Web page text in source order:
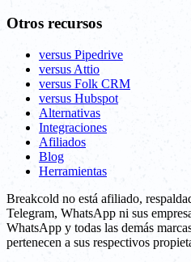
Otros recursos
versus Pipedrive
versus Attio
versus Folk CRM
versus Hubspot
Alternativas
Integraciones
Afiliados
Blog
Herramientas
Breakcold no está afiliado,
Telegram, WhatsApp ni sus
WhatsApp y todas las demás
pertenecen a sus respectivos